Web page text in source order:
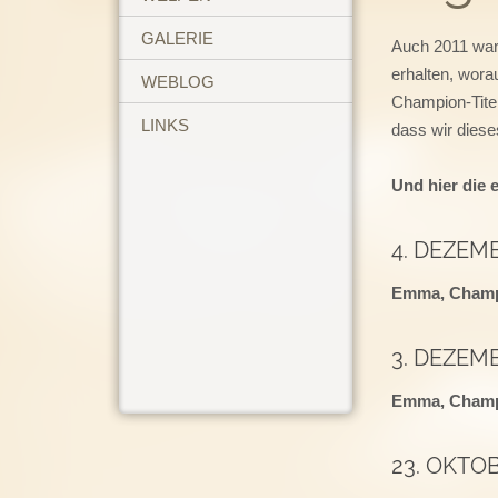
GALERIE
WEBLOG
LINKS
Auch 2011
erhalten,
Champion-
dass wir
Und hier die
4.
Emma,
3.
Emma,
23.